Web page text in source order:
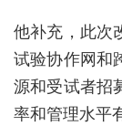
他补充，此次
试验协作网和
源和受试者招
率和管理水平